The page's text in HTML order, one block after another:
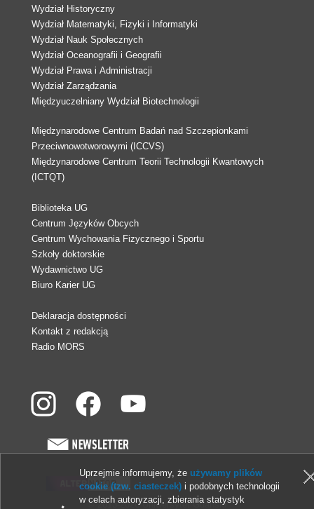
Wydział Historyczny
Wydział Matematyki, Fizyki i Informatyki
Wydział Nauk Społecznych
Wydział Oceanografii i Geografii
Wydział Prawa i Administracji
Wydział Zarządzania
Międzyuczelniany Wydział Biotechnologii
Międzynarodowe Centrum Badań nad Szczepionkami
Przeciwnowotworowymi (ICCVS)
Międzynarodowe Centrum Teorii Technologii Kwantowych
(ICTQT)
Biblioteka UG
Centrum Języków Obcych
Centrum Wychowania Fizycznego i Sportu
Szkoły doktorskie
Wydawnictwo UG
Biuro Karier UG
Deklaracja dostępności
Kontakt z redakcją
Radio MORS
© 2013-2026 Uniwersytet Gdański
Uprzejmie informujemy, że używamy plików
cookie (tzw. ciasteczek) i podobnych technologii
w celach autoryzacji, zbierania statystyk